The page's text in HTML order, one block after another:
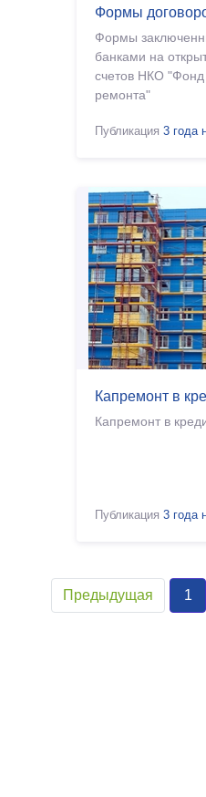
Формы
Формы
банками на
счетов НКО "Фонд
ремонта"
Публикация 3 года
Капремонт в
Капремонт в
Публикация 3 года
Предыдущая 1